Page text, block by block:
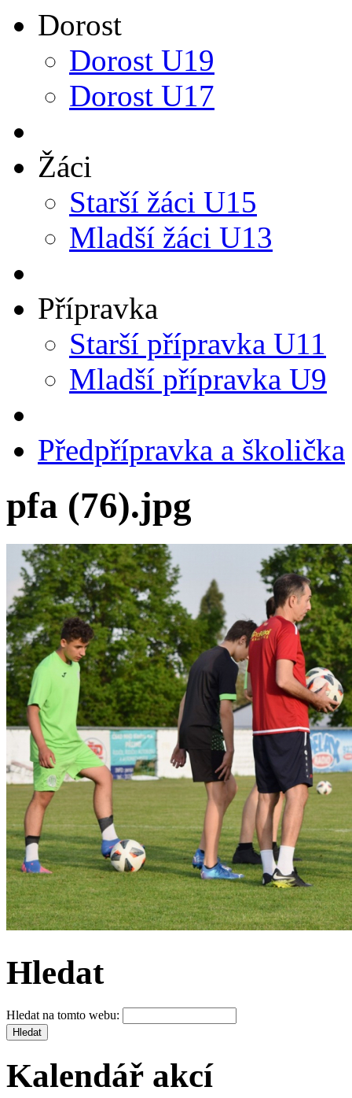
Dorost
Dorost U19
Dorost U17
Žáci
Starší žáci U15
Mladší žáci U13
Přípravka
Starší přípravka U11
Mladší přípravka U9
Předpřípravka a školička
pfa (76).jpg
Hledat
Hledat na tomto webu:
Kalendář akcí